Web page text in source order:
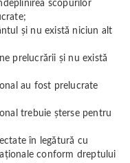
scopurilor
și nu există niciun alt
prelucrării și nu există
au fost prelucrate
trebuie șterse pentru
în legătură cu
conform dreptului